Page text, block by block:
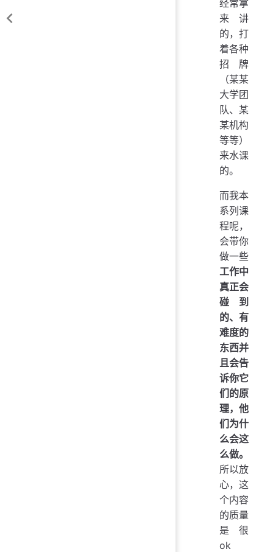
经常拿
来讲
的，打
着各种
招牌
（某某
大学团
队、某
某机构
等等）
来水课
的。
而我本
系列课
程呢，
会带你
做一些
工作中
真正会
碰到
的、有
难度的
东西并
且会告
诉你它
们的原
理，他
们为什
么会这
么做。
所以放
心，这
个内容
的质量
是很
ok